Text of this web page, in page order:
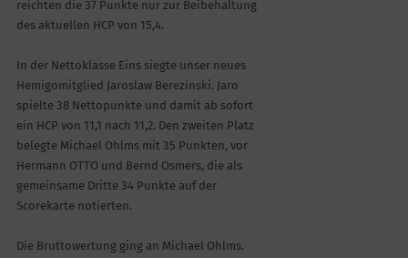
reichten die 37 Punkte nur zur Beibehaltung
des aktuellen HCP von 15,4.
In der Nettoklasse Eins siegte unser neues
Hemigomitglied Jaroslaw Berezinski. Jaro
spielte 38 Nettopunkte und damit ab sofort
ein HCP von 11,1 nach 11,2. Den zweiten Platz
belegte Michael Ohlms mit 35 Punkten, vor
Hermann OTTO und Bernd Osmers, die als
gemeinsame Dritte 34 Punkte auf der
Scorekarte notierten.
Die Bruttowertung ging an Michael Ohlms.